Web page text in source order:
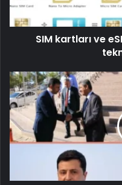
SIM kartları ve